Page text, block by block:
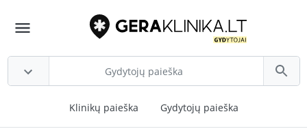
Klinikų paieška Gydytojų paieška